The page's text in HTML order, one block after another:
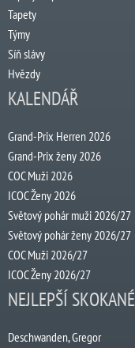
Tapety
Týmy
Síň slávy
Hvězdy
KALENDÁŘ
Grand-Prix Herren 2026
Grand-Prix ženy 2026
COC Muži 2026
ICOC Ženy 2026
Světový pohár muži 2026/27
Světový pohár ženy 2026/27
COC Muži 2026/27
ICOC Ženy 2026/27
NEJLEPŠÍ SKOKANÉ
Deschwanden, Gregor